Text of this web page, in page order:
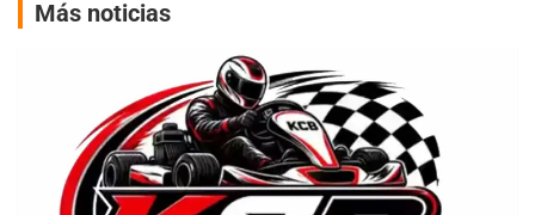
Más noticias